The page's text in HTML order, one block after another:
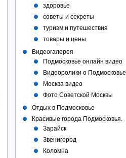
здоровье
советы и секреты
туризм и путешествия
товары и цены
Видеогалерея
Подмосковье онлайн видео
Видеоролики о Подмосковье
Москва видео
Фото Советcкой Москвы
Отдых в Подмосковье
Красивые города Подмосковья.
Зарайск
Звенигород
Коломна